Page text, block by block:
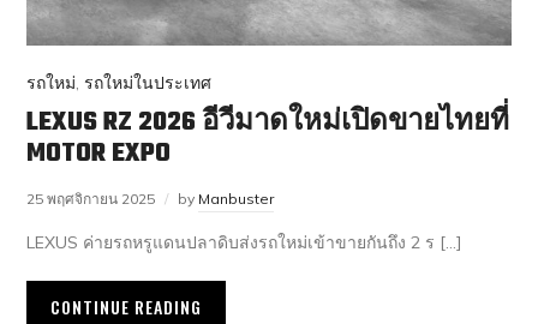
รถใหม่,รถใหม่ในประเทศ
LEXUS RZ 2026 อีวีมาดใหม่เปิดขายไทยที่
MOTOR EXPO
25 พฤศจิกายน 2025 by Manbuster
LEXUS ค่ายรถหรูแดนปลาดิบส่งรถใหม่เข้าขายกันถึง 2 ร […]
CONTINUE READING